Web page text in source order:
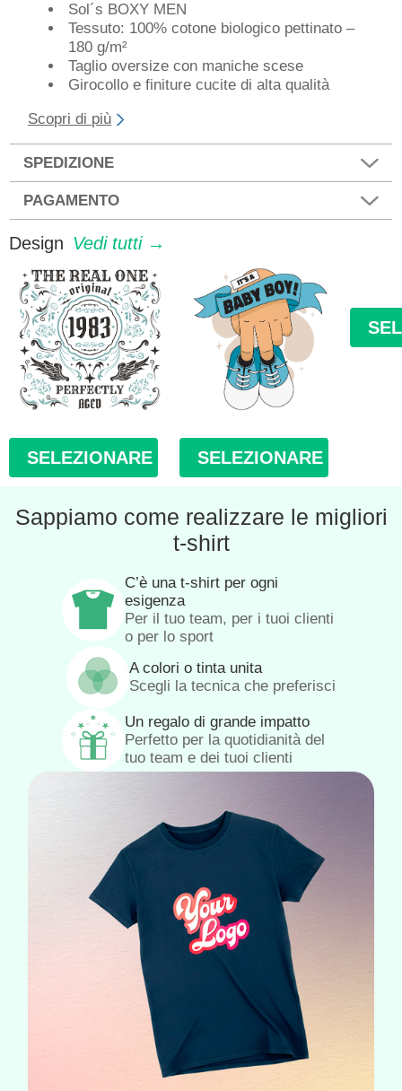
Sol´s BOXY MEN
Tessuto: 100% cotone biologico pettinato –
180 g/m²
Taglio oversize con maniche scese
Girocollo e finiture cucite di alta qualità
Scopri di più
SPEDIZIONE
PAGAMENTO
Design Vedi tutti →
SELEZIONARE SELEZIONARE
Sappiamo come realizzare le migliori
t-shirt
C’è una t-shirt per ogni
esigenza
Per il tuo team, per i tuoi clienti
o per lo sport
A colori o tinta unita
Scegli la tecnica che preferisci
Un regalo di grande impatto
Perfetto per la quotidianità del
tuo team e dei tuoi clienti